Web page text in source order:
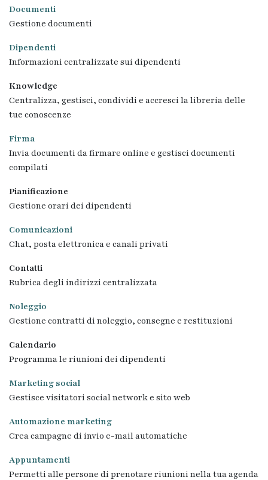
Documenti
Gestione documenti
Dipendenti
Informazioni centralizzate sui dipendenti
Knowledge
Centralizza, gestisci, condividi e accresci la libreria delle
tue conoscenze
Firma
Invia documenti da firmare online e gestisci documenti
compilati
Pianificazione
Gestione orari dei dipendenti
Comunicazioni
Chat, posta elettronica e canali privati
Contatti
Rubrica degli indirizzi centralizzata
Noleggio
Gestione contratti di noleggio, consegne e restituzioni
Calendario
Programma le riunioni dei dipendenti
Marketing social
Gestisce visitatori social network e sito web
Automazione marketing
Crea campagne di invio e-mail automatiche
Appuntamenti
Permetti alle persone di prenotare riunioni nella tua agenda